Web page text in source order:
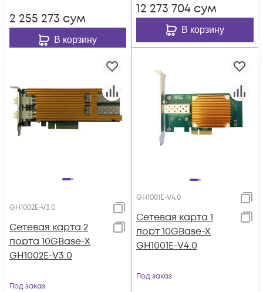
2 255 273 сум
В корзину
12 273 704 сум
В корзину
GH1002E-V3.0
Сетевая карта 2
порта 10GBase-X
GH1002E-V3.0
Под заказ
GH1001E-V4.0
Сетевая карта 1
порт 10GBase-X
GH1001E-V4.0
Под заказ